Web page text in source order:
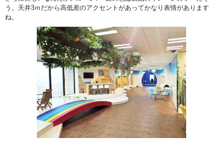
う。天井3ｍだから高低差のアクセントがあってかなり表情があります
ね。